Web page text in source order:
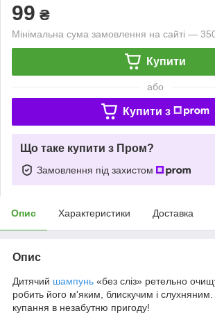
99 ₴
Мінімальна сума замовлення на сайті —
Купити
або
Купити з
Що таке купити з Пром?
Замовлення під захистом
Опис Характеристики Доставка
Опис
Дитячий шампунь «без сліз» ретельно
робить його м'яким, блискучим і
купання в незабутню пригоду!